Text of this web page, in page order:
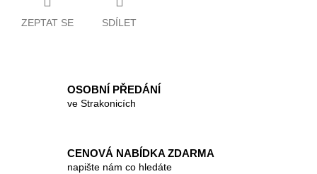
ZEPTAT SE SDÍLET
OSOBNÍ PŘEDÁNÍ
ve Strakonicích
CENOVÁ NABÍDKA ZDARMA
napište nám co hledáte